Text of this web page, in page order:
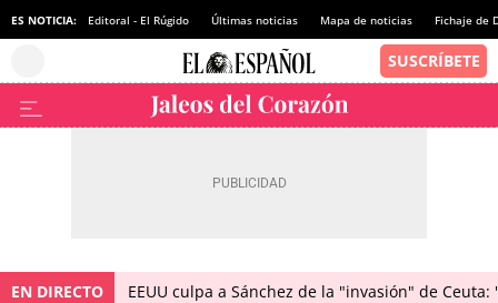
ES NOTICIA: Editoral - El Rúgido Últimas noticias Mapa de noticias Fichaje de
EN DIRECTO EEUU culpa a Sánchez de la "invasión" de